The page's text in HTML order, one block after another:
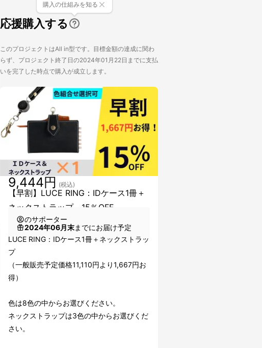
応援購入する
購入の仕組みを知る
このプロジェクトはAll in型です。目標金額の達成に関わ
らず、プロジェクト終了日の2024年01月22日までに支払
いを完了した時点で購入が成立します。
【早割】LUCE RING：IDケース1冊＋
ネックストラップ 15％OFF
9,444円 (税込)
のサポーター
2024年06月末までにお届け予定
LUCE RING：IDケース1冊＋ネックストラッ
プ
（一般販売予定価格11,110円より1,667円お
得）
色は8色の中からお選びください。
ネックストラップは3色の中からお選びくだ
さい。